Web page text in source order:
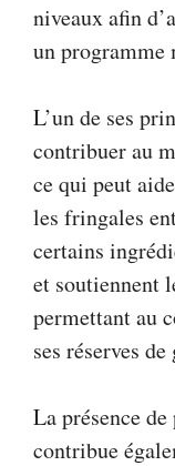
niveaux afin
un
L’un de ses
contribuer au
ce qui peut
les fringales
certains
et soutiennent
permettant au
ses réserves de
La présence
contribue